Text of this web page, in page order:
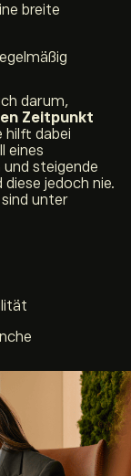
breite
darum,
Zeitpunkt
hilft dabei
eines
steigende
jedoch nie.
unter